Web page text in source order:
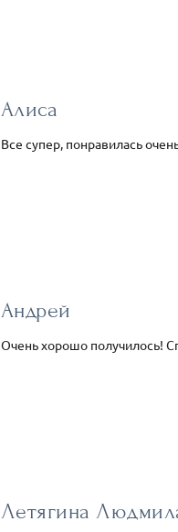
Алиса
Все супер, понравилась
Андрей
Очень хорошо получилось!
Летягина